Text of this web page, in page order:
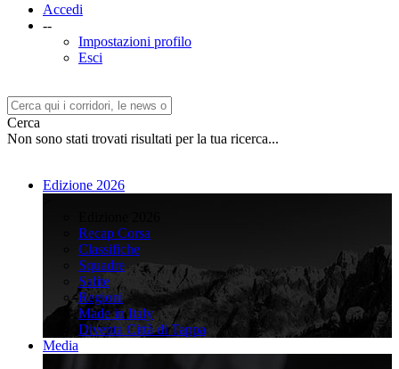
Accedi
--
Impostazioni profilo
Esci
Cerca
Non sono stati trovati risultati per la tua ricerca...
Edizione 2026
Recap Corsa
Classifiche
Squadre
Salite
Regioni
Made in Italy
Diventa Città di Tappa
Media